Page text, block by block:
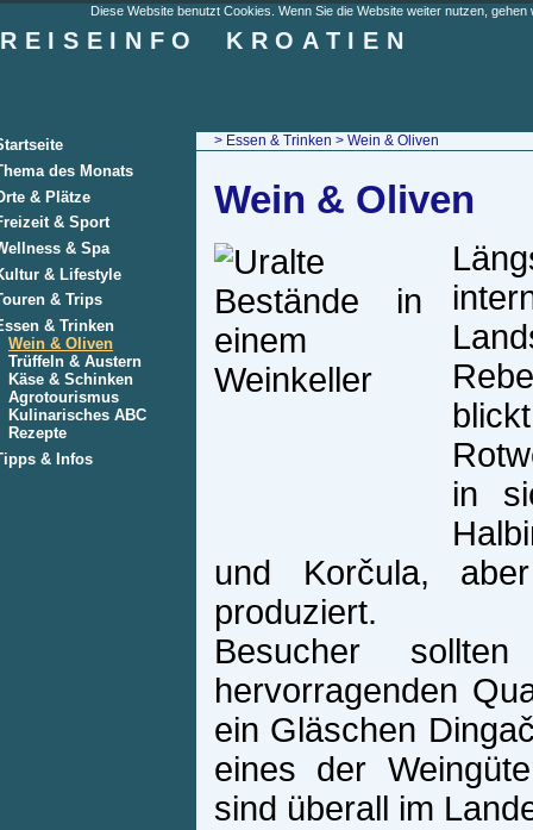
Diese Website benutzt Cookies. Wenn Sie die Website weiter nutzen,
REISEINFO KROATIEN
des Monats
& Plätze
& Sport
& Spa
& Lifestyle
& Trips
& Trinken
Wein & Oliven
Trüffeln & Austern
Käse & Schinken
Agrotourismus
Kulinarisches ABC
Rezepte
& Infos
> Essen & Trinken > Wein & Oliven
Wein & Oliven
in
und Korčula,
produziert.
Besucher
hervorragenden
ein Gläschen
eines der
sind überall im